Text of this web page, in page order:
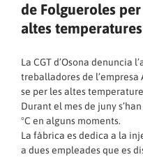
de Folgueroles
altes temperatures
La CGT d’Osona denuncia
treballadores de
se per les altes
Durant el mes de juny
°C en alguns moments.
La fàbrica es dedica a la
a dues empleades que es